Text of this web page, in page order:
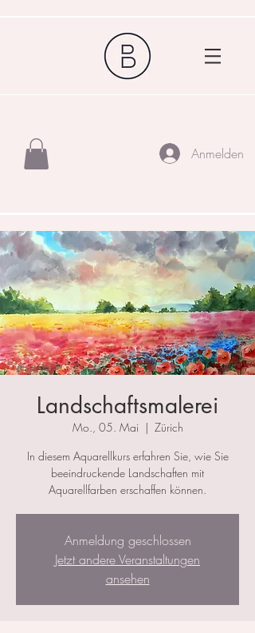
Anmelden
Landschaftsmalerei
Mo., 05. Mai
  |
Zürich
In diesem Aquarellkurs erfahren Sie, wie Sie
beeindruckende Landschaften mit
Aquarellfarben erschaffen können.
Anmeldung geschlossen
Jetzt andere Veranstaltungen
ansehen